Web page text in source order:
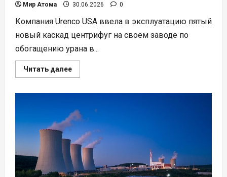
Мир Атома 30.06.2026 0
Компания Urenco USA ввела в эксплуатацию пятый
новый каскад центрифуг на своём заводе по
обогащению урана в...
Читать далееПрочитать
больше
в
США
завод
обогащению
урана